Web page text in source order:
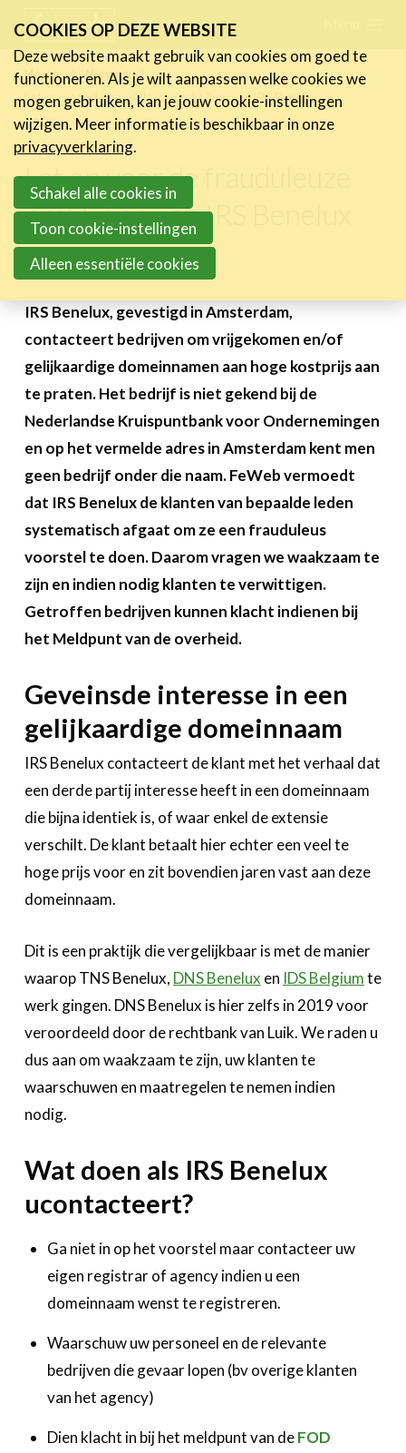
links
Jump
to
navigation
to
main
content
FR NL
Home
Nieuws
Let op voor de frauduleuze praktijken van IRS Benelux
Let op voor de frauduleuze
praktijken van IRS Benelux
22 februari 2024
IRS Benelux, gevestigd in Amsterdam,
contacteert bedrijven om vrijgekomen en/of
gelijkaardige domeinnamen aan hoge kostprijs aan
te praten. Het bedrijf is niet gekend bij de
Nederlandse Kruispuntbank voor Ondernemingen
en op het vermelde adres in Amsterdam kent men
geen bedrijf onder die naam. FeWeb vermoedt
dat IRS Benelux de klanten van bepaalde leden
systematisch afgaat om ze een frauduleus
voorstel te doen. Daarom vragen we waakzaam te
zijn en indien nodig klanten te verwittigen.
Getroffen bedrijven kunnen klacht indienen bij
het Meldpunt van de overheid.
Geveinsde interesse in een
gelijkaardige domeinnaam
IRS Benelux contacteert de klant met het verhaal dat
een derde partij interesse heeft in een domeinnaam
die bijna identiek is, of waar enkel de extensie
verschilt. De klant betaalt hier echter een veel te
hoge prijs voor en zit bovendien jaren vast aan deze
domeinnaam.
Dit is een praktijk die vergelijkbaar is met de manier
waarop TNS Benelux, DNS Benelux en IDS Belgiumte
werk gingen. DNS Benelux is hier zelfs in 2019 voor
veroordeeld door de rechtbank van Luik. We raden u
dus aan om waakzaam te zijn, uw klanten te
waarschuwen en maatregelen te nemen indien
nodig.
Wat doen als IRS Benelux
ucontacteert?
Ga niet in op het voorstel maar contacteer uw
eigen registrar of agency indien u een
domeinnaam wenst te registreren.
Waarschuw uw personeel en de relevante
bedrijven die gevaar lopen (bv overige klanten
van het agency)
Dien klacht in bij het meldpunt van deFOD
Nieuws
Nieuwsberichten
FeWeb Videos
Jobs in de sector
Activiteiten
Cases
Expertise
Toolbox
Over FeWeb
Lid worden Account
Zoeken
COOKIES OP DEZE WEBSITE
Deze website maakt gebruik van cookies om goed te
functioneren. Als je wilt aanpassen welke cookies we
mogen gebruiken, kan je jouw cookie-instellingen
wijzigen. Meer informatie is beschikbaar in onze
privacyverklaring.
Schakel alle cookies in
Toon cookie-instellingen
Alleen essentiële cookies